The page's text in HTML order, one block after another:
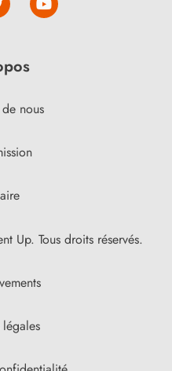
nous
Up. Tous droits réservés.